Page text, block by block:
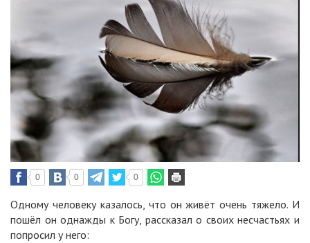
0 0 0
Одному человеку казалось, что он живёт очень тяжело. И
пошёл он однажды к Богу, рассказал о своих несчастьях и
попросил у него: